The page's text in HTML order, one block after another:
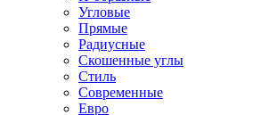
Угловые
Прямые
Радиусные
Скошенные углы
Стиль
Современные
Евро